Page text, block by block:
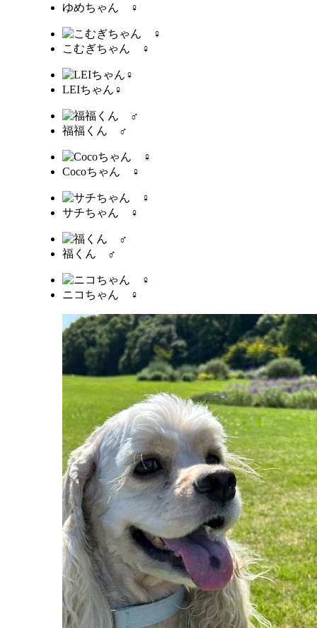
ゆめちゃん ♀
こむぎちゃん ♀
LEIちゃん♀
福福くん ♂
Cocoちゃん ♀
サチちゃん ♀
福くん ♂
ニコちゃん ♀